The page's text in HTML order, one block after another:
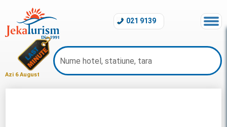
Azi 6 August
021 9139